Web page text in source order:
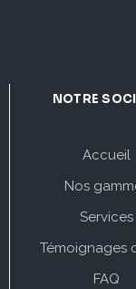
NOTRE
Accueil
Nos
Services
Témoignages
FAQ